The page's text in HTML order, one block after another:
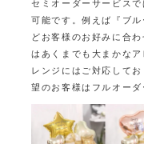
セミオーダーサービス
可能です。例えば『ブ
どお客様のお好みに合
はあくまでも大まかなア
レンジにはご対応して
望のお客様はフルオー